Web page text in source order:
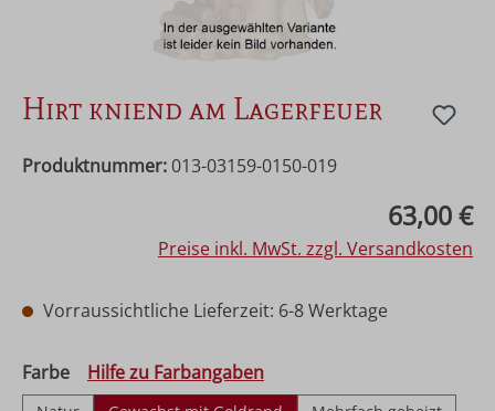
Hirt kniend am Lagerfeuer
Produktnummer: 013-03159-0150-019
63,00 €
Preise inkl. MwSt. zzgl. Versandkosten
Vorraussichtliche Lieferzeit: 6-8 Werktage
Farbeauswählen
Hilfe zu Farbangaben